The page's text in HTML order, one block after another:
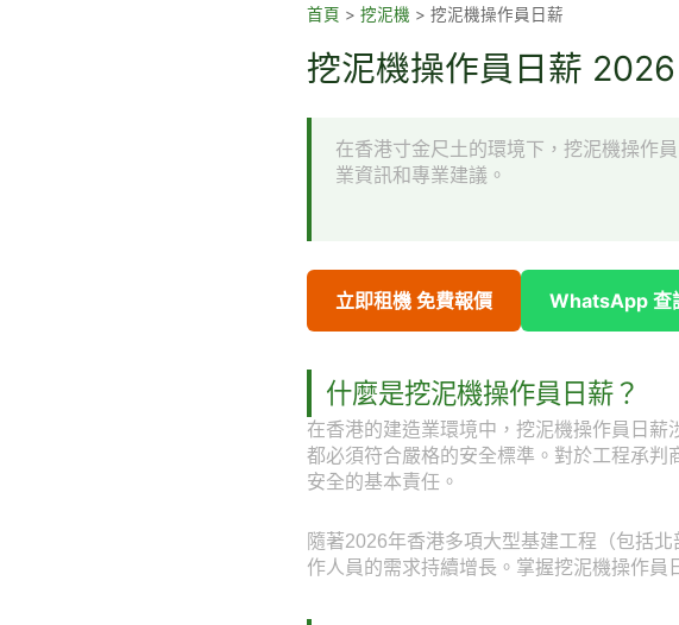
首頁 > 挖泥機 > 挖泥機操作員日薪
挖泥機操作員日薪
在香港寸金尺土的環境下，挖泥機操作
業資訊和專業建議。
立即租機 免費報價 WhatsApp 查
什麼是挖泥機操作員日薪？
在香港的建造業環境中，挖泥機操作員日
都必須符合嚴格的安全標準。對於工程承判
安全的基本責任。
隨著2026年香港多項大型基建工程（包括
作人員的需求持續增長。掌握挖泥機操作員